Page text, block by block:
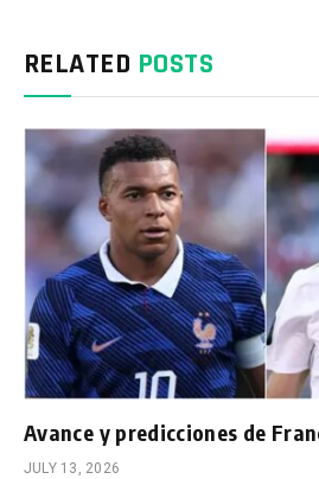
RELATED POSTS
Avance y predicciones de
JULY 13, 2026